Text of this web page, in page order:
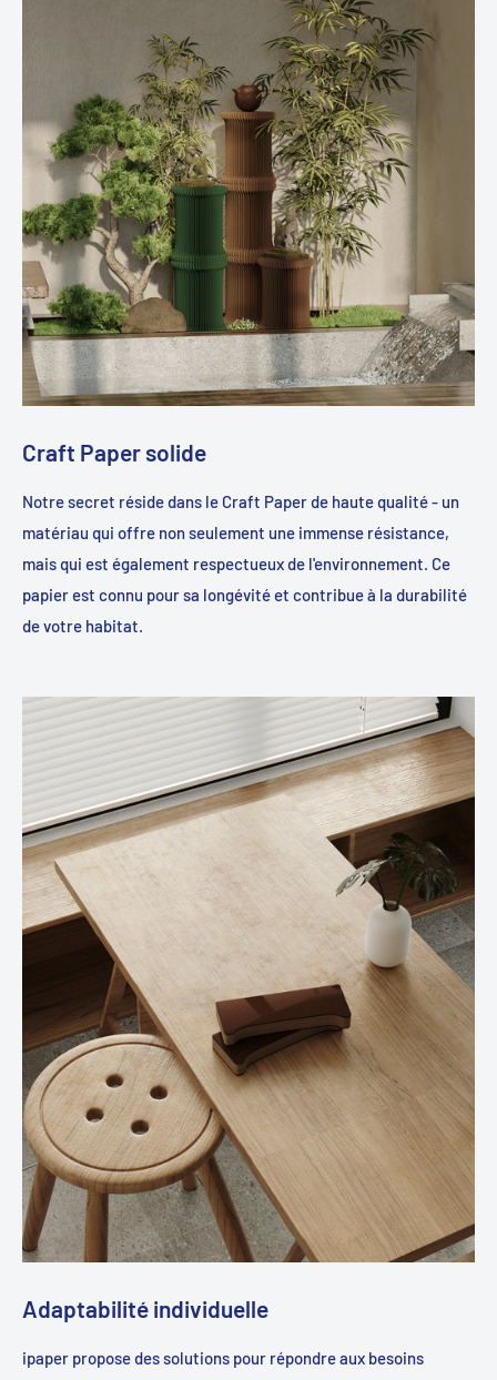
Utilisation polyvalente :la table d'appoint iPaper en bambou
est extrêmement polyvalente. Utilisez-la comme étagère
élégante pour vos livres, vos décorations ou comme support
pratique pour votre café préféré. Cette table d'appoint
apporte fonctionnalité et style à votre vie quotidienne.
Intégration facile :le design intemporel de la table d'appoint
iPaper en bambou s'intègre parfaitement dans différents
styles d'aménagement. Que ce soit dans votre salon, votre
chambre ou votre bureau, cette table deviendra un élément
élégant qui enrichira vos pièces.
Élégance écologique :découvrez l'élégance écologique de la
faveur du design durable. Profitez de la beauté de la nature
Donnez à votre pièce une note chaleureuse tout en y
apportant une touche durable avec la table d'appoint iPaper
en bambou - un complément parfait pour votre intérieur.
Craft Paper solide
Notre secret réside dans le Craft Paper de haute qualité - un
matériau qui offre non seulement une immense résistance,
mais qui est également respectueux de l'environnement. Ce
papier est connu pour sa longévité et contribue à la durabilité
de votre habitat.
Adaptabilité individuelle
ipaper propose des solutions pour répondre aux besoins